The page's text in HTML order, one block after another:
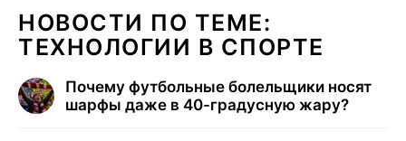
НОВОСТИ ПО ТЕМЕ:
ТЕХНОЛОГИИ В СПОРТЕ
Почему футбольные болельщики носят
шарфы даже в 40-градусную жару?